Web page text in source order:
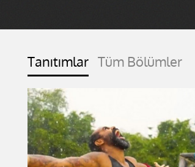
Tanıtımlar Tüm Bölümler